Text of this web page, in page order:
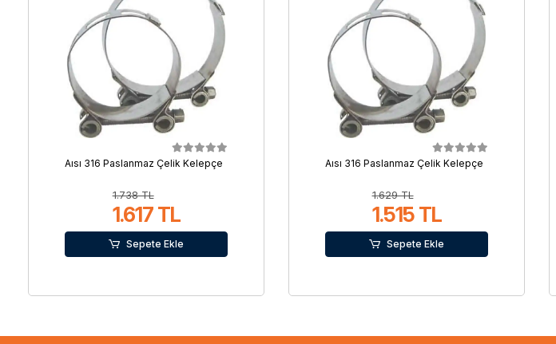
Aısı 316 Paslanmaz Çelik Kelepçe
1.738 TL
1.617 TL
Sepete Ekle
Aısı 316 Paslanmaz Çelik Kelepçe
1.629 TL
1.515 TL
Sepete Ekle